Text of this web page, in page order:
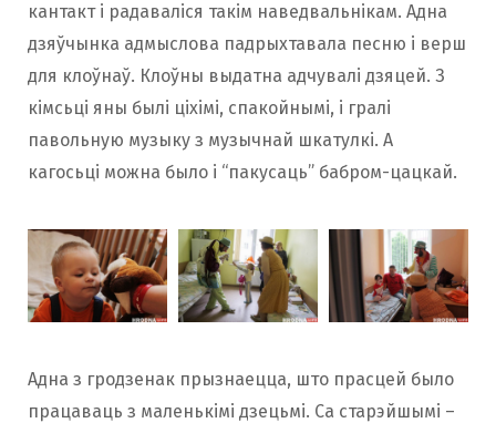
кантакт і радаваліся такім наведвальнікам. Адна
дзяўчынка адмыслова падрыхтавала песню і верш
для клоўнаў. Клоўны выдатна адчувалі дзяцей. З
кімсьці яны былі ціхімі, спакойнымі, і гралі
павольную музыку з музычнай шкатулкі. А
кагосьці можна было і “пакусаць” бабром-цацкай.
Адна з гродзенак прызнаецца, што прасцей было
працаваць з маленькімі дзецьмі. Са старэйшымі –